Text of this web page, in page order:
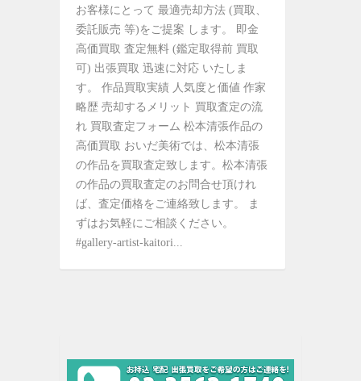
お客様にとって 最適売却方法 (買取、
委託販売 等)をご提案 します。 即金
高価買取 査定無料 (鑑定取得前 買取
可) 出張買取 迅速に対応 いたしま
す。 作品買取実績 人気度と価値 作家
略歴 売却するメリット 買取査定の流
れ 買取査定フォーム 松本清張作品の
高価買取 おいだ美術では、松本清張
の作品を買取査定致します。松本清張
の作品の買取査定のお問合せ頂けれ
ば、査定価格をご連絡致します。 ま
ずはお気軽にご相談ください。
#gallery-artist-kaitori...